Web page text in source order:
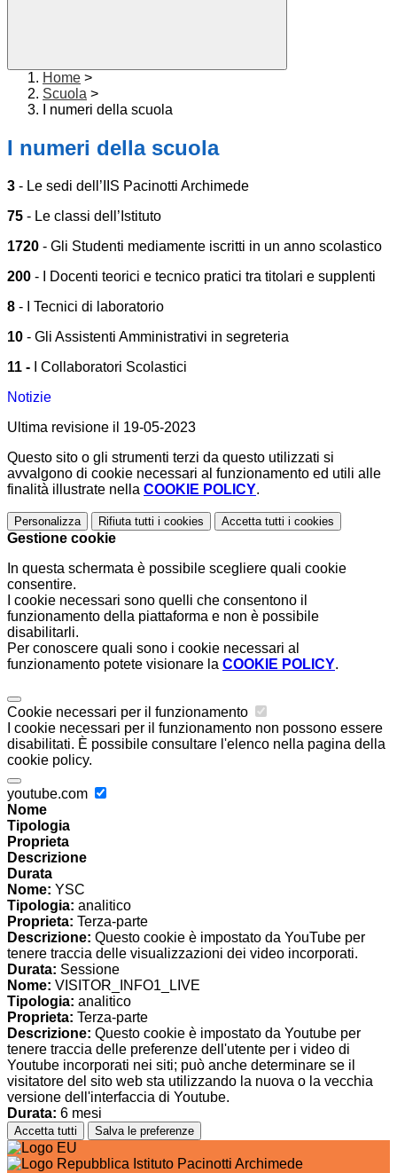
Home >
Scuola >
I numeri della scuola
I numeri della scuola
3 - Le sedi dell’IIS Pacinotti Archimede
75 - Le classi dell’Istituto
1720 - Gli Studenti mediamente iscritti in un anno scolastico
200 -
I Docenti teorici e tecnico pratici tra titolari e supplenti
8 -
I Tecnici di laboratorio
10 - Gli Assistenti Amministrativi in segreteria
11 - I Collaboratori Scolastici
Notizie
Ultima revisione il 19-05-2023
Questo sito o gli strumenti terzi da questo utilizzati si
avvalgono di cookie necessari al funzionamento ed utili alle
finalità illustrate nella COOKIE POLICY.
Personalizza Rifiuta tutti i cookies Accetta tutti i cookies
Gestione cookie
In questa schermata è possibile scegliere quali cookie
consentire.
I cookie necessari sono quelli che consentono il
funzionamento della piattaforma e non è possibile
disabilitarli.
Per conoscere quali sono i cookie necessari al
funzionamento potete visionare la COOKIE POLICY.
Cookie necessari per il funzionamento
I cookie necessari per il funzionamento non possono essere
disabilitati. È possibile consultare l'elenco nella pagina della
cookie policy.
youtube.com
Nome
Tipologia
Proprieta
Descrizione
Durata
Nome: YSC
Tipologia: analitico
Proprieta: Terza-parte
Descrizione: Questo cookie è impostato da YouTube per
tenere traccia delle visualizzazioni dei video incorporati.
Durata: Sessione
Nome: VISITOR_INFO1_LIVE
Tipologia: analitico
Proprieta: Terza-parte
Descrizione: Questo cookie è impostato da Youtube per
tenere traccia delle preferenze dell'utente per i video di
Youtube incorporati nei siti; può anche determinare se il
visitatore del sito web sta utilizzando la nuova o la vecchia
versione dell'interfaccia di Youtube.
Durata: 6 mesi
Accetta tutti Salva le preferenze
Istituto Pacinotti Archimede